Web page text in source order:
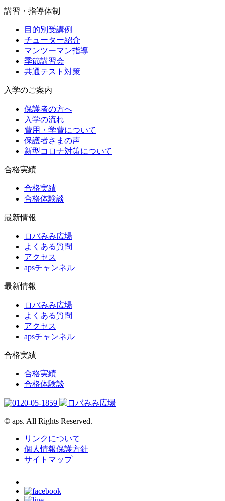
講習・指導体制
目的別受講例
チューター紹介
マンツーマン指導
季節講習会
共通テスト対策
入学のご案内
保護者の方へ
入学の流れ
費用・学費について
保護者さまの声
新型コロナ対策について
合格実績
合格実績
合格体験談
最新情報
ロバみみ広場
よくある質問
アクセス
apsチャンネル
最新情報
ロバみみ広場
よくある質問
アクセス
apsチャンネル
合格実績
合格実績
合格体験談
© aps. All Rights Reserved.
リンクについて
個人情報保護方針
サイトマップ